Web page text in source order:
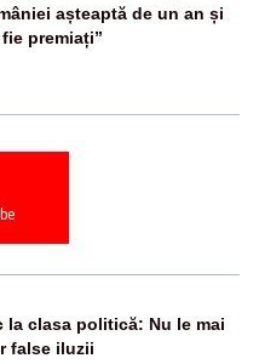
așteaptă de un an și
premiați”
la clasa politică: Nu le mai
false iluzii